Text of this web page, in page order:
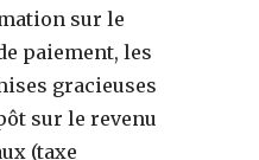
sur le
paiement, les
gracieuses
sur le revenu
(taxe